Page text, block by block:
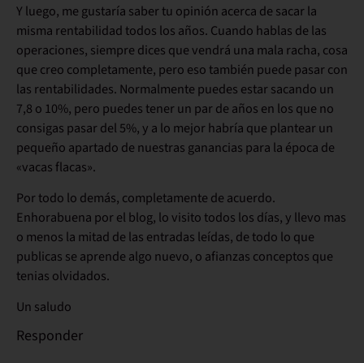
Y luego, me gustaría saber tu opinión acerca de sacar la
misma rentabilidad todos los años. Cuando hablas de las
operaciones, siempre dices que vendrá una mala racha, cosa
que creo completamente, pero eso también puede pasar con
las rentabilidades. Normalmente puedes estar sacando un
7,8 o 10%, pero puedes tener un par de años en los que no
consigas pasar del 5%, y a lo mejor habría que plantear un
pequeño apartado de nuestras ganancias para la época de
«vacas flacas».
Por todo lo demás, completamente de acuerdo.
Enhorabuena por el blog, lo visito todos los días, y llevo mas
o menos la mitad de las entradas leídas, de todo lo que
publicas se aprende algo nuevo, o afianzas conceptos que
tenias olvidados.
Un saludo
Responder